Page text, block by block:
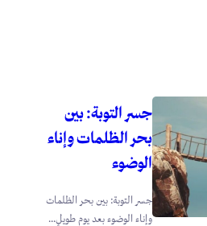
جسر التوبة: بين
بحر الظلمات وإناء
الوضوء
جسر التوبة: بين بحر الظلمات
وإناء الوضوء بعد يوم طويلٍ...